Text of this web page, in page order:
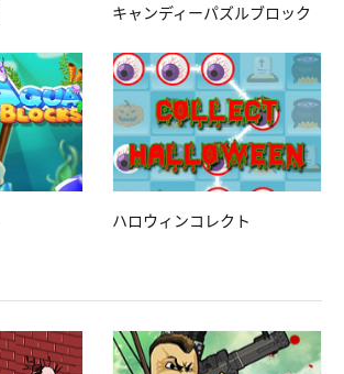
キャンディーパズルブロック
ハロウィンコレクト